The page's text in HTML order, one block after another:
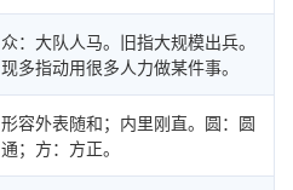
众：大队人马。旧指大规模出兵。
现多指动用很多人力做某件事。
形容外表随和；内里刚直。圆：圆
通；方：方正。